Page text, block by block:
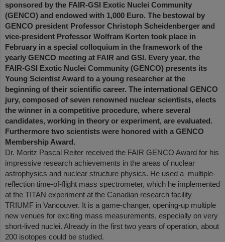
sponsored by the FAIR-GSI Exotic Nuclei Community
(GENCO) and endowed with 1,000 Euro. The bestowal by
GENCO president Professor Christoph Scheidenberger and
vice-president Professor Wolfram Korten took place in
February in a special colloquium in the framework of the
yearly GENCO meeting at FAIR and GSI. Every year, the
FAIR-GSI Exotic Nuclei Community (GENCO) presents its
Young Scientist Award to a young researcher at the
beginning of their scientific career. The international GENCO
jury, composed of seven renowned nuclear scientists, elects
the winner in a competitive procedure, where several
candidates, working in theory or experiment, are evaluated.
Furthermore two scientists were honored with a GENCO
Membership Award.
Dr. Moritz Pascal Reiter received the FAIR GENCO Award for his
impressive research achievements in the areas of nuclear
astrophysics and nuclear structure physics. He used a multiple-
reflection time-of-flight mass spectrometer, which he implemented
at the TITAN experiment at the Canadian research facility
TRIUMF in Vancouver. It is a game-changer, opening-up multiple
new venues for exciting mass measurements, especially on very
short-lived nuclei. Already in the first two years of operation, about
200 isotopes could be studied.